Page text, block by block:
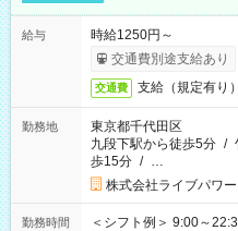
給与
時給1250円～
交通費別途支給あり
交通費 支給（規定有り）
勤務地
東京都千代田区
九段下駅から徒歩5分 /
歩15分 / …
株式会社ライブパワー
勤務時間
＜シフト例＞ 9:00～